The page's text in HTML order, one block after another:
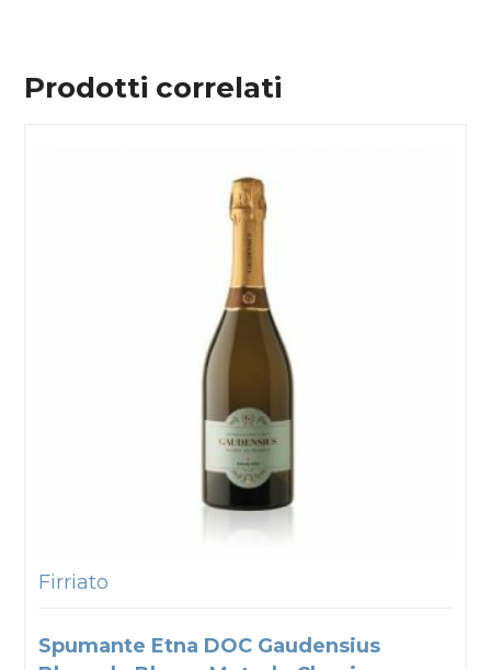
Prodotti correlati
Firriato
Spumante Etna DOC Gaudensius